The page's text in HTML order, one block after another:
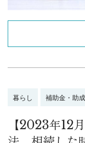
暮らし 補助金・助
【2023年12